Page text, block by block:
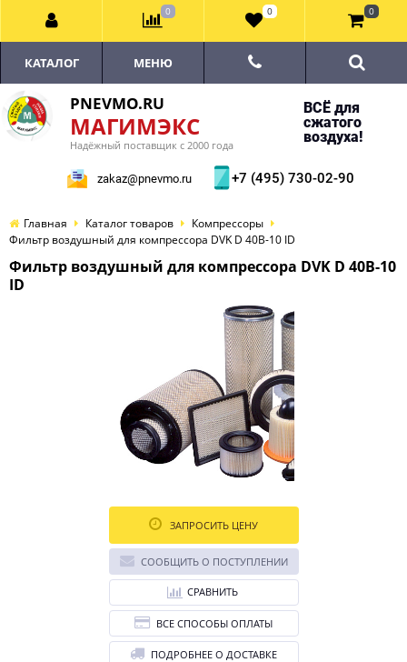
PNEVMO.RU
МАГИМЭКС
Надёжный поставщик с 2000 года
ВСЁ для
сжатого
воздуха!
zakaz@pnevmo.ru +7 (495) 730-02-90
КАТАЛОГ МЕНЮ
Главная Каталог товаров
Компрессоры
Фильтр воздушный для компрессора DVK D 40B-10 ID
Фильтр воздушный для компрессора DVK D 40B-10
ID
ЗАПРОСИТЬ ЦЕНУ
СООБЩИТЬ О ПОСТУПЛЕНИИ
СРАВНИТЬ
ВСЕ СПОСОБЫ ОПЛАТЫ
ПОДРОБНЕЕ О ДОСТАВКЕ
0 0 0